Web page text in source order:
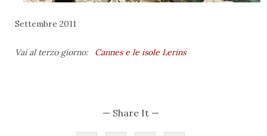
Settembre 2011
Vai al terzo giorno: Cannes e le isole Lerins
— Share It —